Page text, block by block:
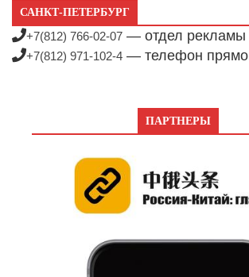
САНКТ-ПЕТЕРБУРГ
+7(812) 766-02-07 — отдел рекламы
+7(812) 971-102-4 — телефон
ПАРТНЕРЫ